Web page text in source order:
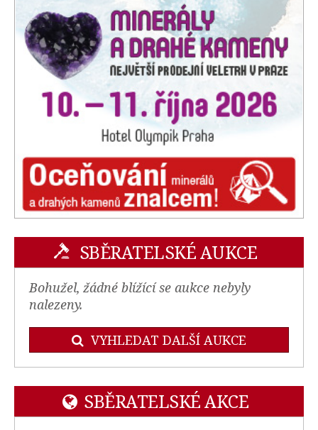
SBĚRATELSKÉ AUKCE
Bohužel, žádné blížící se aukce nebyly
nalezeny.
VYHLEDAT DALŠÍ AUKCE
SBĚRATELSKÉ AKCE